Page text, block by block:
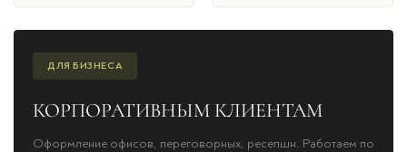
ДЛЯ БИЗНЕСА
КОРПОРАТИВНЫМ КЛИЕНТАМ
Оформление офисов, переговорных, ресепшн. Работаем по